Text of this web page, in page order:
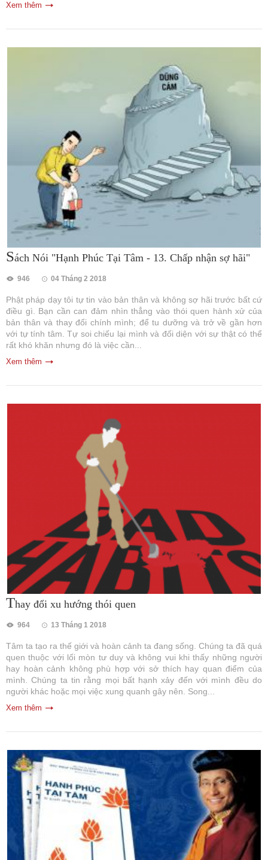
Xem thêm
Sách Nói "Hạnh Phúc Tại Tâm - 13. Chấp nhận sợ hãi"
946 04 Tháng 2 2018
Phật pháp dạy tôi tự tin vào bản thân và không sợ hãi trước bất cứ
điều gì. Bạn cần can đảm nhìn thẳng vào thói quen hành xử của
bản thân và thay đổi chính mình; để tu dưỡng và trở về gần hơn
với tự tính tâm. Tự soi chiếu lại mình và đối diện với sự thật có thể
rất khó khăn nhưng đó là việc cần...
Xem thêm
Thay đổi xu hướng thói quen
964 13 Tháng 1 2018
Tâm ta tạo ra thế giới và hoàn cảnh ta đang sống. Chúng ta đã quá
quen thuộc với lối mòn tư duy và không vui khi thấy những người
hay hoàn cảnh không phù hợp với sở thích hay quan điểm của
mình. Chúng ta tin rằng mọi bất hạnh xảy đến với mình đều do
người khác hoặc mọi việc xung quanh gây nên. Song...
Xem thêm